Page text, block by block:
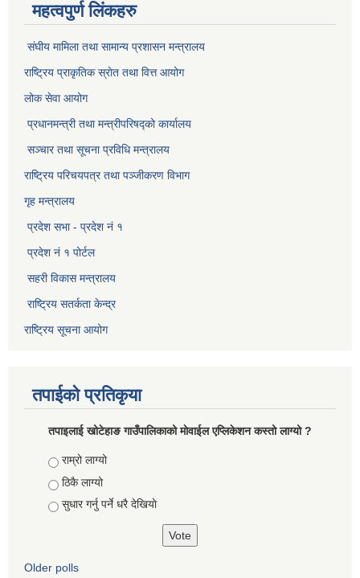
महत्वपुर्ण लिंकहरु
संघीय मामिला तथा सामान्य प्रशासन मन्त्रालय
राष्ट्रिय प्राकृतिक स्राेत तथा वित्त आयोग
लोक सेवा आयोग
प्रधानमन्त्री तथा मन्त्रीपरिषद्को कार्यालय
सञ्‍चार तथा सूचना प्रविधि मन्त्रालय
राष्ट्रिय परिचयपत्र तथा पञ्जीकरण विभाग​
गृह मन्त्रालय
प्रदेश सभा - प्रदेश नं १
प्रदेश नं १ पोर्टल
सहरी विकास मन्त्रालय
राष्ट्रिय सतर्कता केन्द्र
राष्ट्रिय सूचना आयोग
तपाईको प्रतिकृया
तपाइलाई खोटेहाङ गाउँपालिकाको माेवाईल एप्लिकेशन कस्तो लाग्यो ?
Choices
राम्रो लाग्यो
ठिकै लाग्यो
सुधार गर्नु पर्ने धरै देखियाे
Older polls